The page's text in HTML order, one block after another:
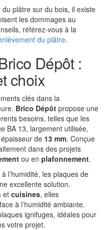
plâtre sur du bois, il existe
les dommages au
référez-vous à la
du plâtre.
Dépôt :
choix
clés dans la
Brico Dépôt propose une
besoins, telles que les
BA 13, largement utilisée,
de 13 mm. Conçue
dans des projets
ou en plafonnement.
l’humidité, les plaques de
excellente solution.
et cuisines, elles
à l’humidité ambiante.
ignifuges, idéales pour
votre projet.